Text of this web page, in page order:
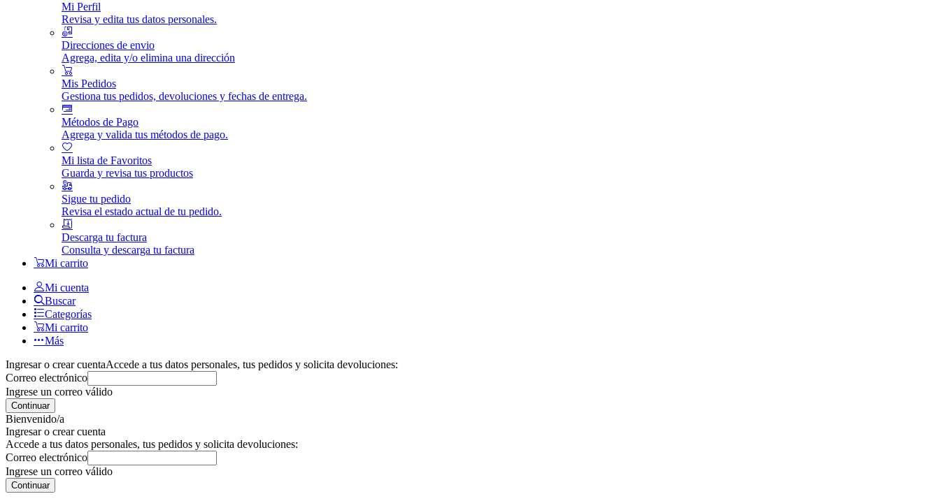
Mi Perfil
Revisa y edita tus datos personales.
Direcciones de envio
Agrega, edita y/o elimina una dirección
Mis Pedidos
Gestiona tus pedidos, devoluciones y fechas de entrega.
Métodos de Pago
Agrega y valida tus métodos de pago.
Mi lista de Favoritos
Guarda y revisa tus productos
Sigue tu pedido
Revisa el estado actual de tu pedido.
Descarga tu factura
Consulta y descarga tu factura
Mi carrito
Mi cuenta
Buscar
Categorías
Mi carrito
Más
Ingresar o crear cuentaAccede a tus datos personales, tus pedidos y solicita devoluciones:
Correo electrónico
Ingrese un correo válido
Continuar
Bienvenido/a
Ingresar o crear cuenta
Accede a tus datos personales, tus pedidos y solicita devoluciones:
Correo electrónico
Ingrese un correo válido
Continuar